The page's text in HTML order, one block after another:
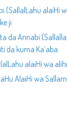
(SallalLahu alaiHi
ji
da Annabi
da kuma Ka’aba.
alaiHi wa
AlaiHi wa